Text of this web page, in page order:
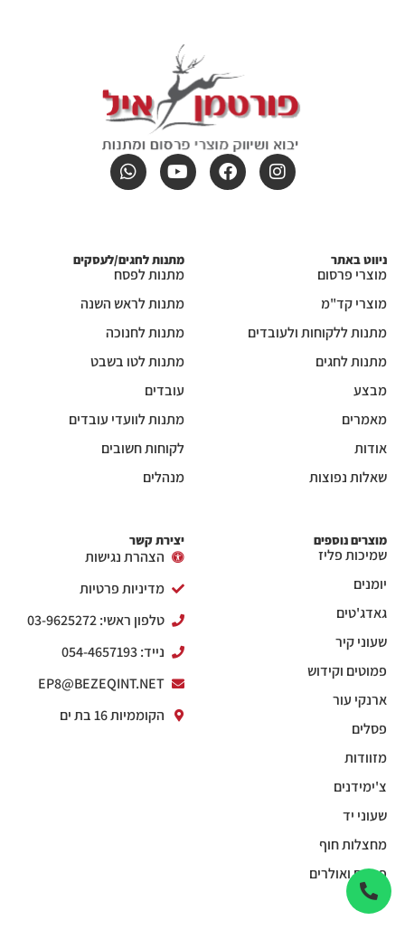
ניווט באתר
מוצרי פרסום
מוצרי קד"מ
מתנות ללקוחות ולעובדים
מתנות לחגים
מבצע
מאמרים
אודות
שאלות נפוצות
מתנות לחגים/לעסקים
מתנות לפסח
מתנות לראש השנה
מתנות לחנוכה
מתנות לטו בשבט
עובדים
מתנות לוועדי עובדים
לקוחות חשובים
מנהלים
מוצרים נוספים
שמיכות פליז
יומנים
גאדג'טים
שעוני קיר
פמוטים וקידוש
ארנקי עור
פסלים
מזוודות
צ'ימידנים
שעוני יד
מחצלות חוף
פנסים ואולרים
יצירת קשר
הצהרת נגישות
מדיניות פרטיות
טלפון ראשי: 03-9625272
נייד: 054-4657193
EP8@BEZEQINT.NET
הקוממיות 16 בת ים